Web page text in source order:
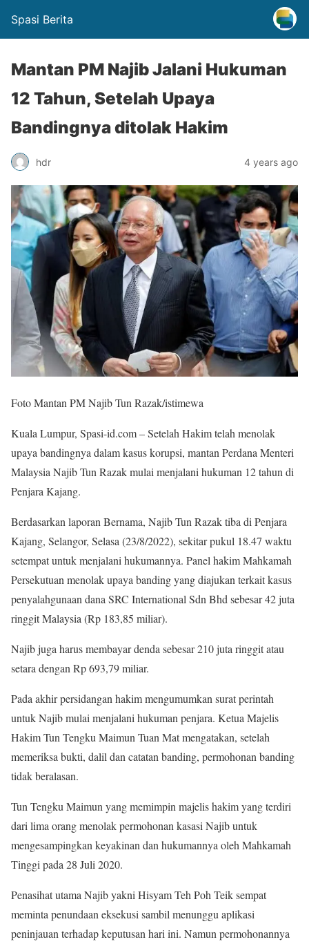
Spasi Berita
Mantan PM Najib Jalani Hukuman
12 Tahun, Setelah Upaya
Bandingnya ditolak Hakim
hdr 4 years ago
Foto Mantan PM Najib Tun Razak/istimewa
Kuala Lumpur, Spasi-id.com – Setelah Hakim telah menolak
upaya bandingnya dalam kasus korupsi, mantan Perdana Menteri
Malaysia Najib Tun Razak mulai menjalani hukuman 12 tahun di
Penjara Kajang.
Berdasarkan laporan Bernama, Najib Tun Razak tiba di Penjara
Kajang, Selangor, Selasa (23/8/2022), sekitar pukul 18.47 waktu
setempat untuk menjalani hukumannya. Panel hakim Mahkamah
Persekutuan menolak upaya banding yang diajukan terkait kasus
penyalahgunaan dana SRC International Sdn Bhd sebesar 42 juta
ringgit Malaysia (Rp 183,85 miliar).
Najib juga harus membayar denda sebesar 210 juta ringgit atau
setara dengan Rp 693,79 miliar.
Pada akhir persidangan hakim mengumumkan surat perintah
untuk Najib mulai menjalani hukuman penjara. Ketua Majelis
Hakim Tun Tengku Maimun Tuan Mat mengatakan, setelah
memeriksa bukti, dalil dan catatan banding, permohonan banding
tidak beralasan.
Tun Tengku Maimun yang memimpin majelis hakim yang terdiri
dari lima orang menolak permohonan kasasi Najib untuk
mengesampingkan keyakinan dan hukumannya oleh Mahkamah
Tinggi pada 28 Juli 2020.
Penasihat utama Najib yakni Hisyam Teh Poh Teik sempat
meminta penundaan eksekusi sambil menunggu aplikasi
peninjauan terhadap keputusan hari ini. Namun permohonannya